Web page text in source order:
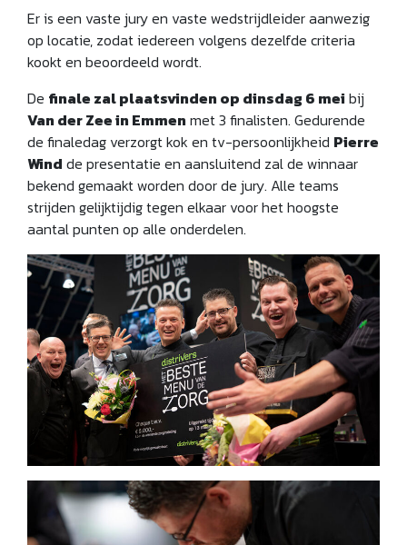
Er is een vaste jury en vaste wedstrijdleider aanwezig
op locatie, zodat iedereen volgens dezelfde criteria
kookt en beoordeeld wordt.
De finale zal plaatsvinden op dinsdag 6 mei bij
Van der Zee in Emmen met 3 finalisten. Gedurende
de finaledag verzorgt kok en tv-persoonlijkheid Pierre
Wind de presentatie en aansluitend zal de winnaar
bekend gemaakt worden door de jury. Alle teams
strijden gelijktijdig tegen elkaar voor het hoogste
aantal punten op alle onderdelen.